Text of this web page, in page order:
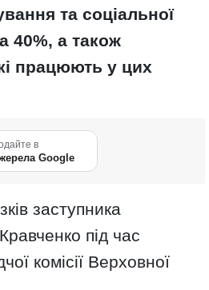
та соціальної
40%, а також
працюють у цих
в
Google
заступника
під час
комісії Верховної